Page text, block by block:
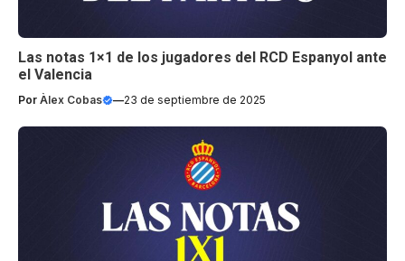
Las notas 1×1 de los jugadores del RCD Espanyol ante
el Valencia
Por Àlex Cobas —23 de septiembre de 2025